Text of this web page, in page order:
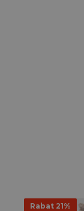
Rabat 21%